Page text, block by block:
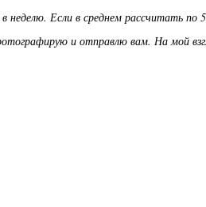
неделю. Если в среднем рассчитать по
и отправлю вам. На мой